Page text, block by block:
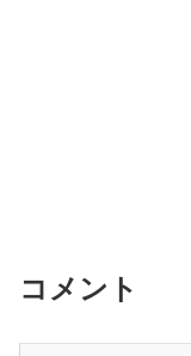
コメント